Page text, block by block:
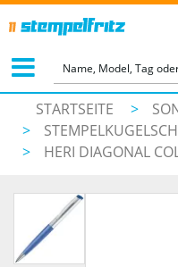
STARTSEITE >
>
>
HERI DIAGONAL